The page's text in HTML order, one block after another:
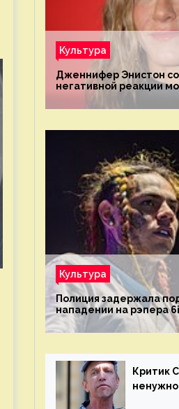
Культура
Дженнифер Энистон
негативной реакции
Культура
Полиция задержала
нападении на рэпера
Критик